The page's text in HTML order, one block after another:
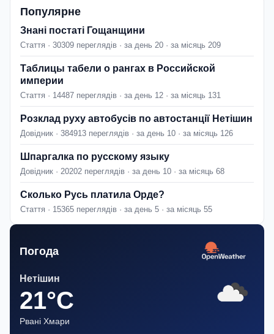
Популярне
Знані постаті Гощанщини
Стаття · 30309 переглядів · за день 20 · за місяць 209
Таблицы табели о рангах в Российской
империи
Стаття · 14487 переглядів · за день 12 · за місяць 131
Розклад руху автобусів по автостанції Нетішин
Довідник · 384913 переглядів · за день 10 · за місяць 126
Шпаргалка по русскому языку
Довідник · 20202 переглядів · за день 10 · за місяць 68
Сколько Русь платила Орде?
Стаття · 15365 переглядів · за день 5 · за місяць 55
Погода
Нетішин
21°C
Рвані Хмари